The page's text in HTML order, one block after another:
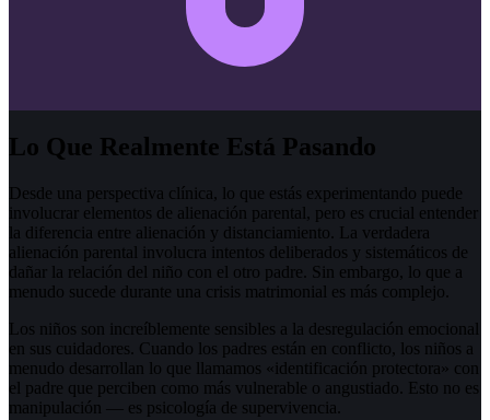
Lo Que Realmente Está Pasando
Desde una perspectiva clínica, lo que estás experimentando puede
involucrar elementos de alienación parental, pero es crucial entender
la diferencia entre alienación y distanciamiento. La verdadera
alienación parental involucra intentos deliberados y sistemáticos de
dañar la relación del niño con el otro padre. Sin embargo, lo que a
menudo sucede durante una crisis matrimonial es más complejo.
Los niños son increíblemente sensibles a la desregulación emocional
en sus cuidadores. Cuando los padres están en conflicto, los niños a
menudo desarrollan lo que llamamos «identificación protectora» con
el padre que perciben como más vulnerable o angustiado. Esto no es
manipulación — es psicología de supervivencia.